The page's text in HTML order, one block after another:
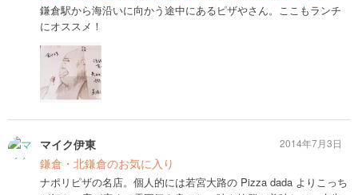
鎌倉駅から海沿いに向かう途中にあるピザやさん。ここもランチ
にオススメ！
マイク伊東
鎌倉・北鎌倉のお気に入り
ナポリピザの名店。個人的には若宮大路の Pizza dada よりこっち
2014年7月3日